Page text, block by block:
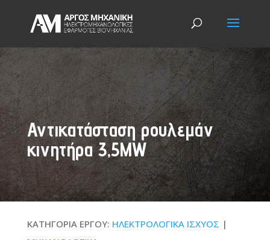
Αντικατάσταση ρουλεμάν
κινητήρα 3,5ΜW
ΚΑΤΗΓΟΡΙΑ ΕΡΓΟΥ: ΗΛΕΚΤΡΟΛΟΓΙΚΑ ΙΣΧΥΟΣ |